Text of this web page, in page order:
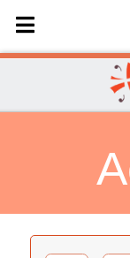
Sélectionnez votre